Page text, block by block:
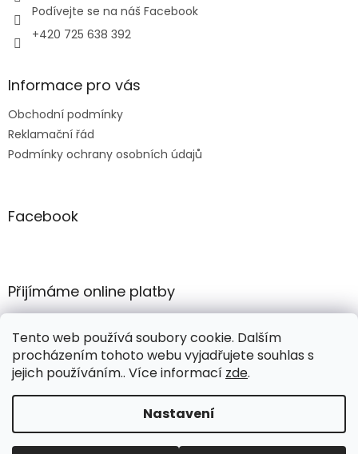
Tento web používá soubory cookie. Dalším
procházením tohoto webu vyjadřujete souhlas s
jejich používáním.. Více informací zde.
Nastavení
Podívejte se na náš Facebook
+420 725 638 392
Informace pro vás
Obchodní podmínky
Reklamační řád
Podmínky ochrany osobních údajů
Facebook
Přijímáme online platby
Vytvořil Shoptet